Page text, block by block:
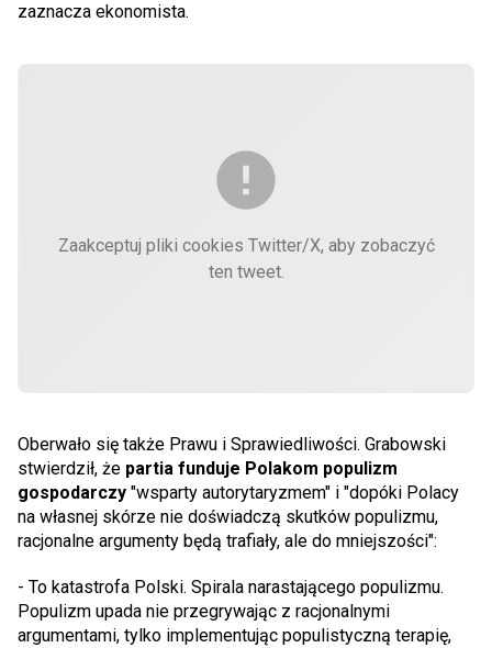
zaznacza ekonomista.
Zaakceptuj pliki cookies Twitter/X, aby zobaczyć
ten tweet.
Oberwało się także Prawu i Sprawiedliwości. Grabowski
stwierdził, że partia funduje Polakom populizm
gospodarczy "wsparty autorytaryzmem" i "dopóki Polacy
na własnej skórze nie doświadczą skutków populizmu,
racjonalne argumenty będą trafiały, ale do mniejszości":
- To katastrofa Polski. Spirala narastającego populizmu.
Populizm upada nie przegrywając z racjonalnymi
argumentami, tylko implementując populistyczną terapię,